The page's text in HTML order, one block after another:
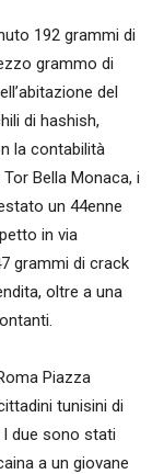
192 grammi di
grammo di
del
di hashish,
la contabilità
Bella Monaca, i
un 44enne
in via
grammi di crack
oltre a una
Piazza
tunisini di
due sono stati
a un giovane